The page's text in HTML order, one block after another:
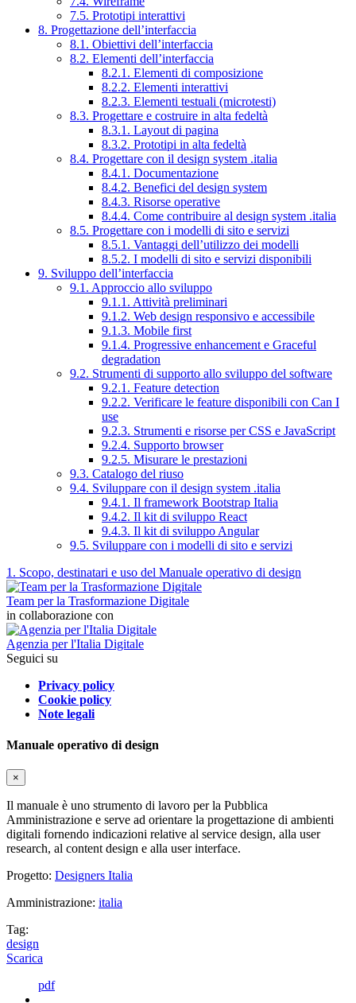
7.5. Prototipi interattivi
8. Progettazione dell’interfaccia
8.1. Obiettivi dell’interfaccia
8.2. Elementi dell’interfaccia
8.2.1. Elementi di composizione
8.2.2. Elementi interattivi
8.2.3. Elementi testuali (microtesti)
8.3. Progettare e costruire in alta fedeltà
8.3.1. Layout di pagina
8.3.2. Prototipi in alta fedeltà
8.4. Progettare con il design system .italia
8.4.1. Documentazione
8.4.2. Benefici del design system
8.4.3. Risorse operative
8.4.4. Come contribuire al design system .italia
8.5. Progettare con i modelli di sito e servizi
8.5.1. Vantaggi dell’utilizzo dei modelli
8.5.2. I modelli di sito e servizi disponibili
9. Sviluppo dell’interfaccia
9.1. Approccio allo sviluppo
9.1.1. Attività preliminari
9.1.2. Web design responsivo e accessibile
9.1.3. Mobile first
9.1.4. Progressive enhancement e Graceful
degradation
9.2. Strumenti di supporto allo sviluppo del software
9.2.1. Feature detection
9.2.2. Verificare le feature disponibili con Can I
use
9.2.3. Strumenti e risorse per CSS e JavaScript
9.2.4. Supporto browser
9.2.5. Misurare le prestazioni
9.3. Catalogo del riuso
9.4. Sviluppare con il design system .italia
9.4.1. Il framework Bootstrap Italia
9.4.2. Il kit di sviluppo React
9.4.3. Il kit di sviluppo Angular
9.5. Sviluppare con i modelli di sito e servizi
1. Scopo, destinatari e uso del Manuale operativo di design
Team per la Trasformazione Digitale
in collaborazione con
Agenzia per l'Italia Digitale
Seguici su
Privacy policy
Cookie policy
Note legali
Manuale operativo di design
×
Il manuale è uno strumento di lavoro per la Pubblica
Amministrazione e serve ad orientare la progettazione di ambienti
digitali fornendo indicazioni relative al service design, alla user
research, al content design e alla user interface.
Progetto: Designers Italia
Amministrazione: italia
Tag:
design
Scarica
pdf